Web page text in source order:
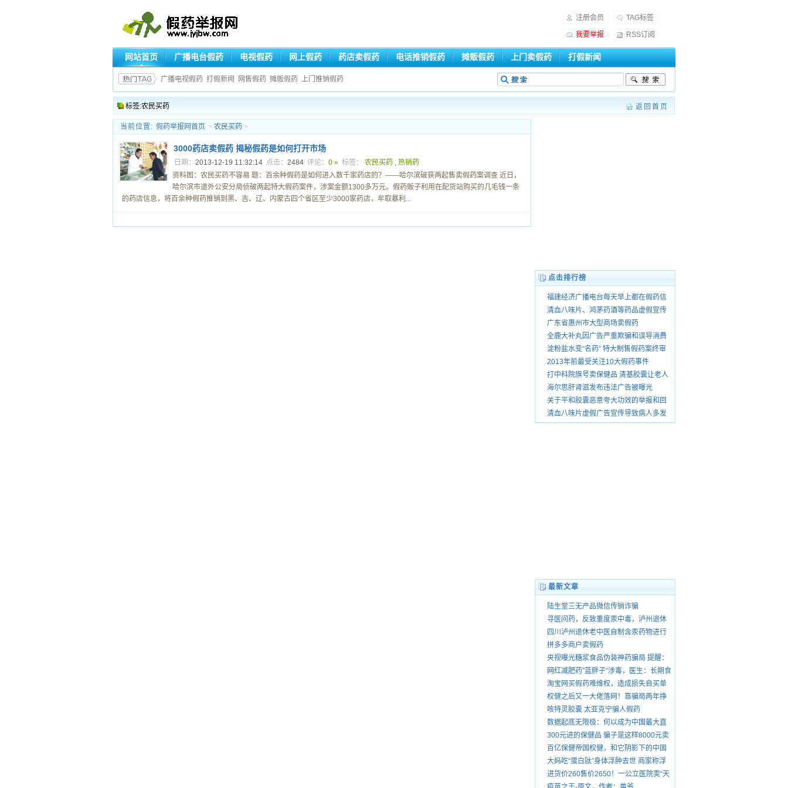
注册会员 TAG标签
我要举报 RSS订阅
网站首页 广播电台假药 电视假药 网上假药 药店卖假药 电话推销假药 摊贩假药 上门卖假药 打假新闻
广播电视假药 打假新闻 网售假药 摊贩假药 上门推销假药
标签:农民买药 返回首页
当前位置: 假药举报网首页 > 农民买药 >
3000药店卖假药 揭秘假药是如何打开市场
日期： 2013-12-19 11:32:14 点击： 2484 评论： 0 » 标签： 农民买药 , 热销药
资料图：农民买药不容易 题：百余种假药是如何进入数千家药店的？——哈尔滨破获两起售卖假药案调查 近日，
哈尔滨市道外公安分局侦破两起特大假药案件，涉案金额1300多万元。假药贩子利用在配货站购买的几毛钱一条
的药店信息，将百余种假药推销到黑、吉、辽、内蒙古四个省区至少3000家药店，牟取暴利...
点击排行榜
福建经济广播电台每天早上都在假药信
息怎没人查处
清血八味片、鸿茅药酒等药品虚假宣传
被暂停销
广东省惠州市大型商场卖假药
全鹿大补丸因广告严重欺骗和误导消费
者被查处
淀粉盐水变“名药” 特大制售假药案终审
宣判
2013年前最受关注10大假药事件
打中科院旗号卖保健品 清基胶囊让老人
花了上万
海尔思肝肾滋发布违法广告被曝光
关于平和胶囊恶意夸大功效的举报和回
复
清血八味片虚假广告宣传导致病人多发
最新文章
陆生堂三无产品微信传销诈骗
寻医问药，反致重度汞中毒，泸州退休
老中医王大乾害我家破人散，自制药品
销售由谁管？
四川泸州退休老中医自制含汞药物进行
销售
拼多多商户卖假药
央视曝光糖浆食品伪装神药骗局 提醒：
“就医请前往正规医院”
网红减肥药”蓝胖子“涉毒，医生：长期食
用有依赖性。
淘宝网买假药难维权，造成损失自买单
权健之后又一大佬落网！靠骗局两年挣
75亿 号称酸碱平衡治百病
咳特灵胶囊 太亚克宁骗人假药
数据起底无限极：何以成为中国最大直
销公司
300元进的保健品 骗子是这样8000元卖
给你爸妈的
百亿保健帝国权健，和它阴影下的中国
家庭
大妈吃“蛋白肽”身体浮肿去世 商家称浮
肿正常
进货价260售价2650！一公立医院卖“天